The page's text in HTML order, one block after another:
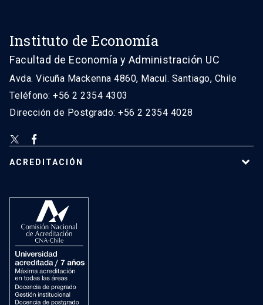
Instituto de Economía
Facultad de Economía y Administración UC
Avda. Vicuña Mackenna 4860, Macul. Santiago, Chile
Teléfono: +56 2 2354 4303
Dirección de Postgrado: +56 2 2354 4028
ACREDITACIÓN